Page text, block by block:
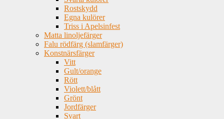
Rostskydd
Egna kulörer
Triss i Apelsinfest
Matta linoljefärger
Falu rödfärg (slamfärger)
Konstnärsfärger
Vitt
Gult/orange
Rött
Violett/blått
Grönt
Jordfärger
Svart